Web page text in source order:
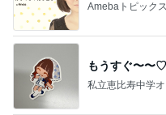
Amebaトピックス
もうすぐ〜〜♡
私立恵比寿中学